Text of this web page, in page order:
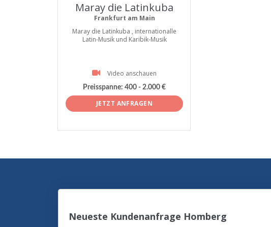
Maray die Latinkuba
Frankfurt am Main
Maray die Latinkuba , internationalle
Latin-Musik und Karibik-Musik
Video anschauen
Preisspanne: 400 - 2.000 €
JETZT ANFRAGEN
Neueste Kundenanfrage Homberg